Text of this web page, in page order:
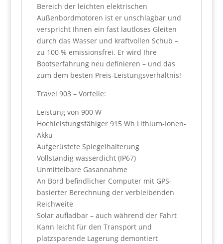
Bereich der leichten elektrischen
Außenbordmotoren ist er unschlagbar und
verspricht Ihnen ein fast lautloses Gleiten
durch das Wasser und kraftvollen Schub –
zu 100 % emissionsfrei. Er wird Ihre
Bootserfahrung neu definieren – und das
zum dem besten Preis-Leistungsverhältnis!
Travel 903 – Vorteile:
Leistung von 900 W
Hochleistungsfähiger 915 Wh Lithium-Ionen-
Akku
Aufgerüstete Spiegelhalterung
Vollständig wasserdicht (IP67)
Unmittelbare Gasannahme
An Bord befindlicher Computer mit GPS-
basierter Berechnung der verbleibenden
Reichweite
Solar aufladbar – auch während der Fahrt
Kann leicht für den Transport und
platzsparende Lagerung demontiert